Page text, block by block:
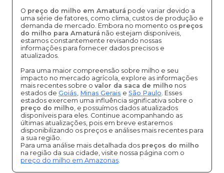
O preço do milho em Amaturá pode variar devido a
uma série de fatores, como clima, custos de produção e
demanda de mercado. Embora no momento os preços
do milho para Amaturá não estejam disponíveis,
estamos constantemente revisando nossas
informações para fornecer dados precisos e
atualizados.
Para uma maior compreensão sobre milho e seu
impacto no mercado agrícola, explore as informações
mais recentes sobre o valor da saca de milho nos
estados de Goiás, Minas Gerais e São Paulo. Esses
estados exercem uma influência significativa sobre o
preço do milho, e possuímos dados atualizados
disponíveis para eles. Continue acompanhando as
últimas atualizações, pois em breve estaremos
disponibilizando os preços e análises mais recentes para
a sua região.
Para uma análise mais detalhada dos preços do milho
na região da sua cidade, visite nossa página com o
preço do milho em Amazonas.